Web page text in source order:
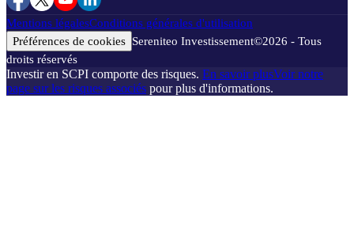
Mentions légalesConditions générales d'utilisation
Préférences de cookies Sereniteo Investissement©2026 - Tous
droits réservés
Investir en SCPI comporte des risques. En savoir plusVoir notre
page sur les risques associés pour plus d'informations.